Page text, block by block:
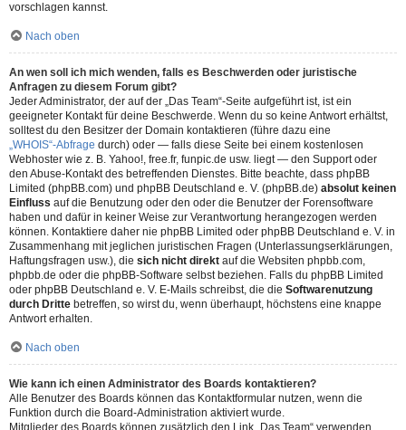
vorschlagen kannst.
Nach oben
An wen soll ich mich wenden, falls es Beschwerden oder juristische
Anfragen zu diesem Forum gibt?
Jeder Administrator, der auf der „Das Team“-Seite aufgeführt ist, ist ein
geeigneter Kontakt für deine Beschwerde. Wenn du so keine Antwort erhältst,
solltest du den Besitzer der Domain kontaktieren (führe dazu eine
„WHOIS“-Abfrage durch) oder — falls diese Seite bei einem kostenlosen
Webhoster wie z. B. Yahoo!, free.fr, funpic.de usw. liegt — den Support oder
den Abuse-Kontakt des betreffenden Dienstes. Bitte beachte, dass phpBB
Limited (phpBB.com) und phpBB Deutschland e. V. (phpBB.de) absolut keinen
Einfluss auf die Benutzung oder den oder die Benutzer der Forensoftware
haben und dafür in keiner Weise zur Verantwortung herangezogen werden
können. Kontaktiere daher nie phpBB Limited oder phpBB Deutschland e. V. in
Zusammenhang mit jeglichen juristischen Fragen (Unterlassungserklärungen,
Haftungsfragen usw.), die sich nicht direkt auf die Websiten phpbb.com,
phpbb.de oder die phpBB-Software selbst beziehen. Falls du phpBB Limited
oder phpBB Deutschland e. V. E-Mails schreibst, die die Softwarenutzung
durch Dritte betreffen, so wirst du, wenn überhaupt, höchstens eine knappe
Antwort erhalten.
Nach oben
Wie kann ich einen Administrator des Boards kontaktieren?
Alle Benutzer des Boards können das Kontaktformular nutzen, wenn die
Funktion durch die Board-Administration aktiviert wurde.
Mitglieder des Boards können zusätzlich den Link „Das Team“ verwenden.